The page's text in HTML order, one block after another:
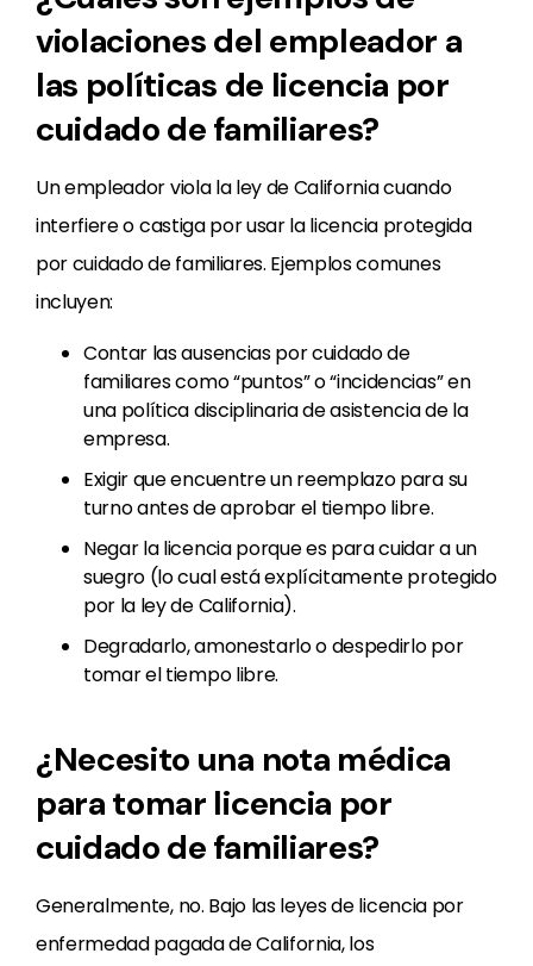
violaciones del empleador a
las políticas de licencia por
cuidado de familiares?
Un empleador viola la ley de California cuando
interfiere o castiga por usar la licencia protegida
por cuidado de familiares. Ejemplos comunes
incluyen:
Contar las ausencias por cuidado de
familiares como “puntos” o “incidencias” en
una política disciplinaria de asistencia de la
empresa.
Exigir que encuentre un reemplazo para su
turno antes de aprobar el tiempo libre.
Negar la licencia porque es para cuidar a un
suegro (lo cual está explícitamente protegido
por la ley de California).
Degradarlo, amonestarlo o despedirlo por
tomar el tiempo libre.
¿Necesito una nota médica
para tomar licencia por
cuidado de familiares?
Generalmente, no. Bajo las leyes de licencia por
enfermedad pagada de California, los